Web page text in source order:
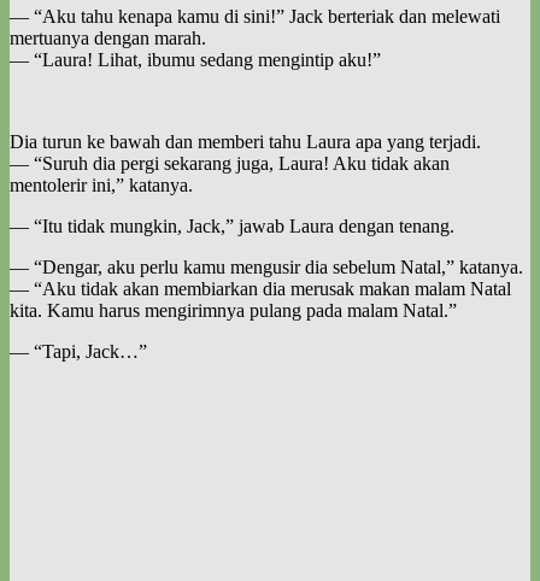
— “Aku tahu kenapa kamu di sini!” Jack berteriak dan melewati
mertuanya dengan marah.
— “Laura! Lihat, ibumu sedang mengintip aku!”
Dia turun ke bawah dan memberi tahu Laura apa yang terjadi.
— “Suruh dia pergi sekarang juga, Laura! Aku tidak akan
mentolerir ini,” katanya.
— “Itu tidak mungkin, Jack,” jawab Laura dengan tenang.
— “Dengar, aku perlu kamu mengusir dia sebelum Natal,” katanya.
— “Aku tidak akan membiarkan dia merusak makan malam Natal
kita. Kamu harus mengirimnya pulang pada malam Natal.”
— “Tapi, Jack…”